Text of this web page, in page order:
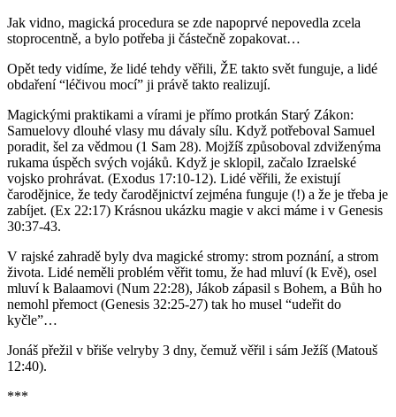
Jak vidno, magická procedura se zde napoprvé nepovedla zcela
stoprocentně, a bylo potřeba ji částečně zopakovat…
Opět tedy vidíme, že lidé tehdy věřili, ŽE takto svět funguje, a lidé
obdaření “léčivou mocí” ji právě takto realizují.
Magickými praktikami a vírami je přímo protkán Starý Zákon:
Samuelovy dlouhé vlasy mu dávaly sílu. Když potřeboval Samuel
poradit, šel za vědmou (1 Sam 28). Mojžíš způsoboval zdviženýma
rukama úspěch svých vojáků. Když je sklopil, začalo Izraelské
vojsko prohrávat. (Exodus 17:10-12). Lidé věřili, že existují
čarodějnice, že tedy čarodějnictví zejména funguje (!) a že je třeba je
zabíjet. (Ex 22:17) Krásnou ukázku magie v akci máme i v Genesis
30:37-43.
V rajské zahradě byly dva magické stromy: strom poznání, a strom
života. Lidé neměli problém věřit tomu, že had mluví (k Evě), osel
mluví k Balaamovi (Num 22:28), Jákob zápasil s Bohem, a Bůh ho
nemohl přemoct (Genesis 32:25-27) tak ho musel “udeřit do
kyčle”…
Jonáš přežil v břiše velryby 3 dny, čemuž věřil i sám Ježíš (Matouš
12:40).
***